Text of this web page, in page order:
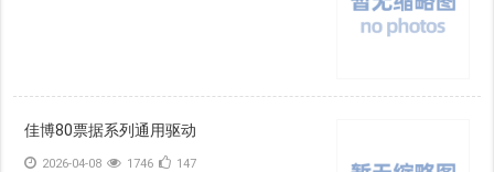
佳博80票据系列通用驱动
2026-04-08 1746 147